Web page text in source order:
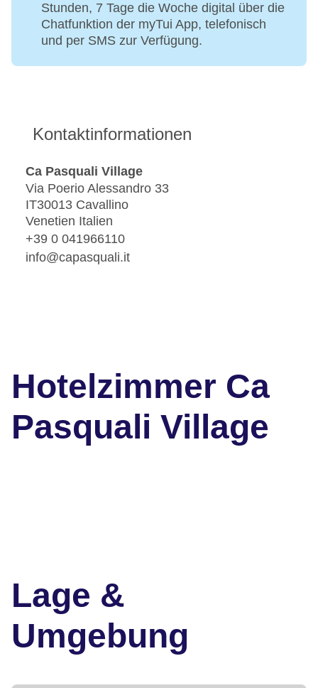
Stunden, 7 Tage die Woche digital über die
Chatfunktion der myTui App, telefonisch
und per SMS zur Verfügung.
Kontaktinformationen
Ca Pasquali Village
Via Poerio Alessandro 33
IT30013 Cavallino
Venetien Italien
+39 0 041966110
info@capasquali.it
Hotelzimmer Ca
Pasquali Village
Lage &
Umgebung